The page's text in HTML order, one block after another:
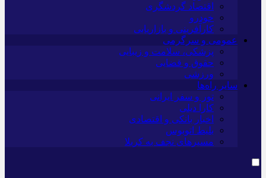
اقتصاد گردشگری
خودرو
کارآفرینی و بازاریابی
عمومی و سرگرمی
پزشکی، سلامت و زیبایی
حقوق و قضایی
ورزشی
سایر راه‌ها
تور و سفر ایرانی
کارا دیلی
اخبار بانکی و اقتصادی
بلیط اتوبوس
مسیرهای نجف به کربلا